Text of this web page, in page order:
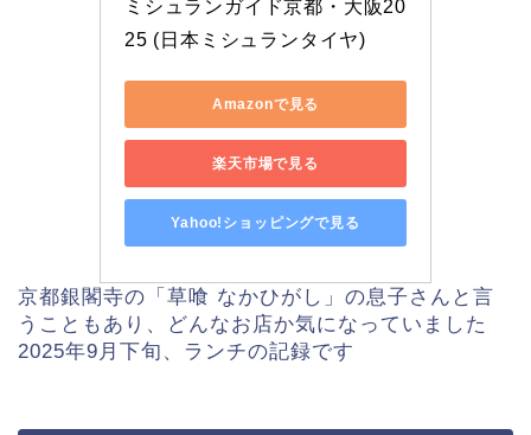
ミシュランガイド京都・大阪20
25 (日本ミシュランタイヤ)
Amazonで見る
楽天市場で見る
Yahoo!ショッピングで見る
京都銀閣寺の「草喰 なかひがし」の息子さんと言
うこともあり、どんなお店か気になっていました
2025年9月下旬、ランチの記録です